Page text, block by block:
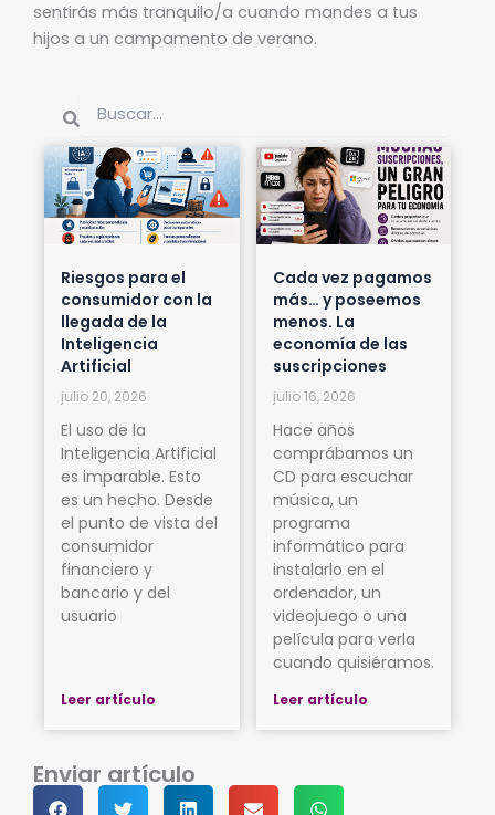
sentirás más tranquilo/a cuando mandes a tus
hijos a un campamento de verano.
Buscar
Riesgos para el
consumidor con la
llegada de la
Inteligencia
Artificial
julio 20, 2026
El uso de la
Inteligencia Artificial
es imparable. Esto
es un hecho. Desde
el punto de vista del
consumidor
financiero y
bancario y del
usuario
Leer artículo
Cada vez pagamos
más… y poseemos
menos. La
economía de las
suscripciones
julio 16, 2026
Hace años
comprábamos un
CD para escuchar
música, un
programa
informático para
instalarlo en el
ordenador, un
videojuego o una
película para verla
cuando quisiéramos.
Leer artículo
Enviar artículo